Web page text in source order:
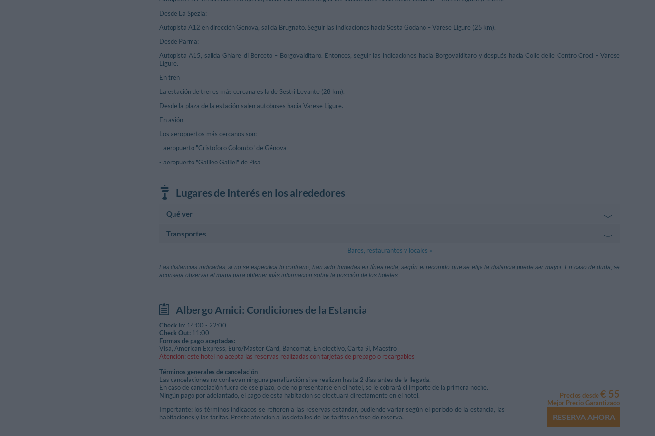
Desde La Spezia:
Autopista A12 en dirección Genova, salida Brugnato. Seguir las indicaciones hacia Sesta Godano – Varese Ligure (25 km).
Desde Parma:
Autopista A15, salida Ghiare di Berceto – Borgovalditaro. Entonces, seguir las indicaciones hacia Borgovalditaro y después hacia Colle delle Centro Croci – Varese
Ligure.
En tren
La estación de trenes más cercana es la de Sestri Levante (28 km).
Desde la plaza de la estación salen autobuses hacia Varese Ligure.
En avión
Los aeropuertos más cercanos son:
- aeropuerto "Cristoforo Colombo" de Génova
- aeropuerto "Galileo Galilei" de Pisa
Lugares de Interés en los alrededores
Qué ver
Monumento histórico
160 m Torre Civica
Via Cristoforo Colombo - Varese Ligure
Oratorio Dei S. Antonio E Rocco
200 m
Via Del Municipio - Varese Ligure
S. Filippo Neri E S. Teresa D'Avila 260 m
Piazza Vittorio Emanuele - Varese Ligure
Atracción Turística
Piazza Vittorio Emanuele - Varese Ligure
Transportes
Aeroporto Cristoforo Colombo 59.35 km
Génova
Aeroporto Giuseppe Verdi 74.45 km
Capannori (Lucca)
Bares, restaurantes y locales »
Las distancias indicadas, si no se especifica lo contrario, han sido tomadas en línea recta, según el recorrido que se elija la distancia puede ser mayor. En caso de duda, se
aconseja observar el mapa para obtener más información sobre la posición de los hoteles.
Albergo Amici: Condiciones de la Estancia
Check In: 14:00 - 22:00
Check Out: 11:00
Formas de pago aceptadas:
Visa, American Express, Euro/Master Card, Bancomat, En efectivo, Carta Si, Maestro
Atención: este hotel no acepta las reservas realizadas con tarjetas de prepago o recargables
Términos generales de cancelación
Las cancelaciones no conllevan ninguna penalización si se realizan hasta 2 días antes de la llegada.
En caso de cancelación fuera de ese plazo, o de no presentarse en el hotel, se le cobrará el importe de la primera noche.
Ningún pago por adelantado, el pago de esta habitación se efectuará directamente en el hotel.
Importante: los términos indicados se refieren a las reservas estándar, pudiendo variar según el periodo de la estancia, las
habitaciones y las tarifas. Preste atención a los detalles de las tarifas en fase de reserva.
Precios desde€ 55
Mejor Precio Garantizado
RESERVA AHORA